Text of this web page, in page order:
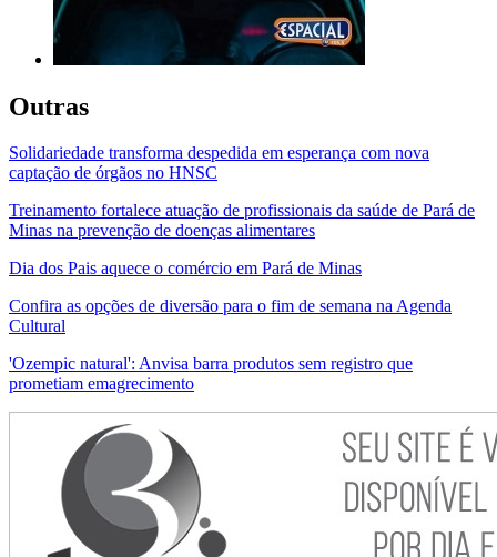
Outras
Solidariedade transforma despedida em esperança com nova
captação de órgãos no HNSC
Treinamento fortalece atuação de profissionais da saúde de Pará de
Minas na prevenção de doenças alimentares
Dia dos Pais aquece o comércio em Pará de Minas
Confira as opções de diversão para o fim de semana na Agenda
Cultural
'Ozempic natural': Anvisa barra produtos sem registro que
prometiam emagrecimento